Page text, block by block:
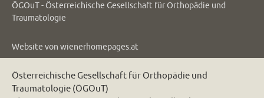
ÖGOuT - Österreichische Gesellschaft für Orthopädie und
Traumatologie
Website von wienerhomepages.at
Österreichische Gesellschaft für Orthopädie und
Traumatologie (ÖGOuT)